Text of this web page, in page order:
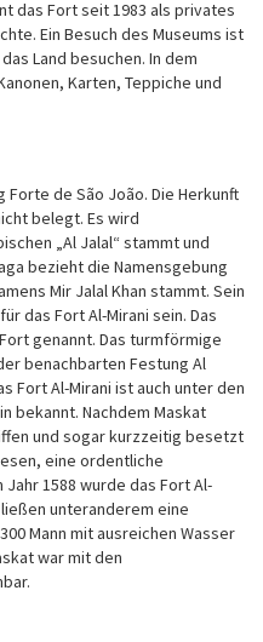
das Fort seit 1983 als privates
Ein Besuch des Museums ist
Land besuchen. In dem
Karten, Teppiche und
de São João. Die Herkunft
belegt. Es wird
„Al Jalal“ stammt und
bezieht die Namensgebung
Mir Jalal Khan stammt. Sein
das Fort Al-Mirani sein. Das
genannt. Das turmförmige
benachbarten Festung Al
Fort Al-Mirani ist auch unter den
bekannt. Nachdem Maskat
und sogar kurzzeitig besetzt
eine ordentliche
1588 wurde das Fort Al-
unteranderem eine
Mann mit ausreichen Wasser
war mit den